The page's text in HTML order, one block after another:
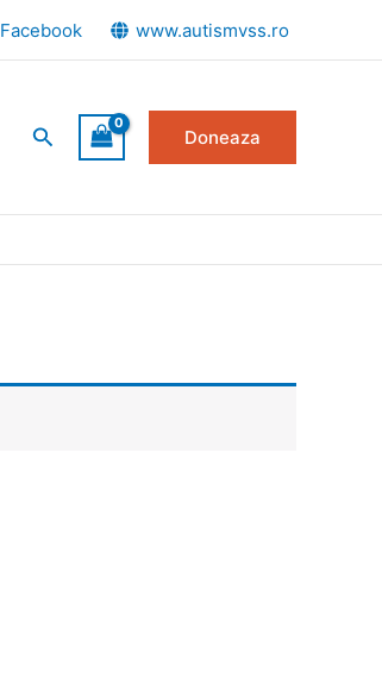
Facebook www.autismvss.ro
Search Doneaza